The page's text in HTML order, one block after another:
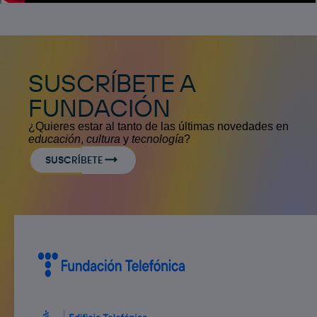
SUSCRÍBETE A
FUNDACIÓN
¿Quieres estar al tanto de las últimas novedades en
educación, cultura y tecnología?
SUSCRÍBETE